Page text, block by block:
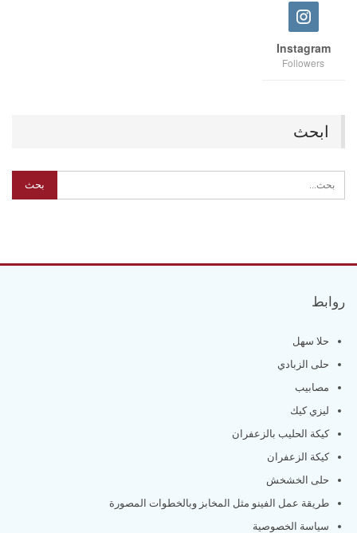
Instagram
Followers
ابحث
روابط
حلا سهل
حلى الزبادي
مصابيب
ليزي كيك
كيكة الحليب بالزعفران
كيكة الزعفران
حلى الخشخش
طريقة عمل الفينو مثل المخابز وبالخطوات المصورة
سياسة الخصوصية